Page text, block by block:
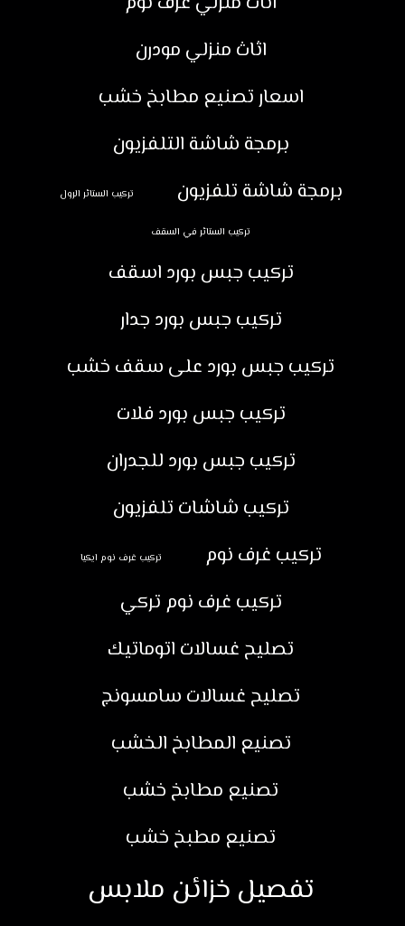
اثاث منزلي مودرن
اسعار تصنيع مطابخ خشب
برمجة شاشة التلفزيون
برمجة شاشة تلفزيون
تركيب الستائر الرول
تركيب الستائر في السقف
تركيب جبس بورد اسقف
تركيب جبس بورد جدار
تركيب جبس بورد على سقف خشب
تركيب جبس بورد فلات
تركيب جبس بورد للجدران
تركيب شاشات تلفزيون
تركيب غرف نوم
تركيب غرف نوم ايكيا
تركيب غرف نوم تركي
تصليح غسالات اتوماتيك
تصليح غسالات سامسونج
تصنيع المطابخ الخشب
تصنيع مطابخ خشب
تصنيع مطبخ خشب
تفصيل خزائن ملابس